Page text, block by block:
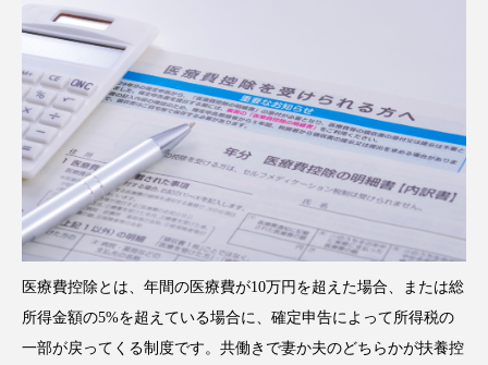
医療費控除とは、年間の医療費が10万円を超えた場合、または総
所得金額の5%を超えている場合に、確定申告によって所得税の
一部が戻ってくる制度です。共働きで妻か夫のどちらかが扶養控